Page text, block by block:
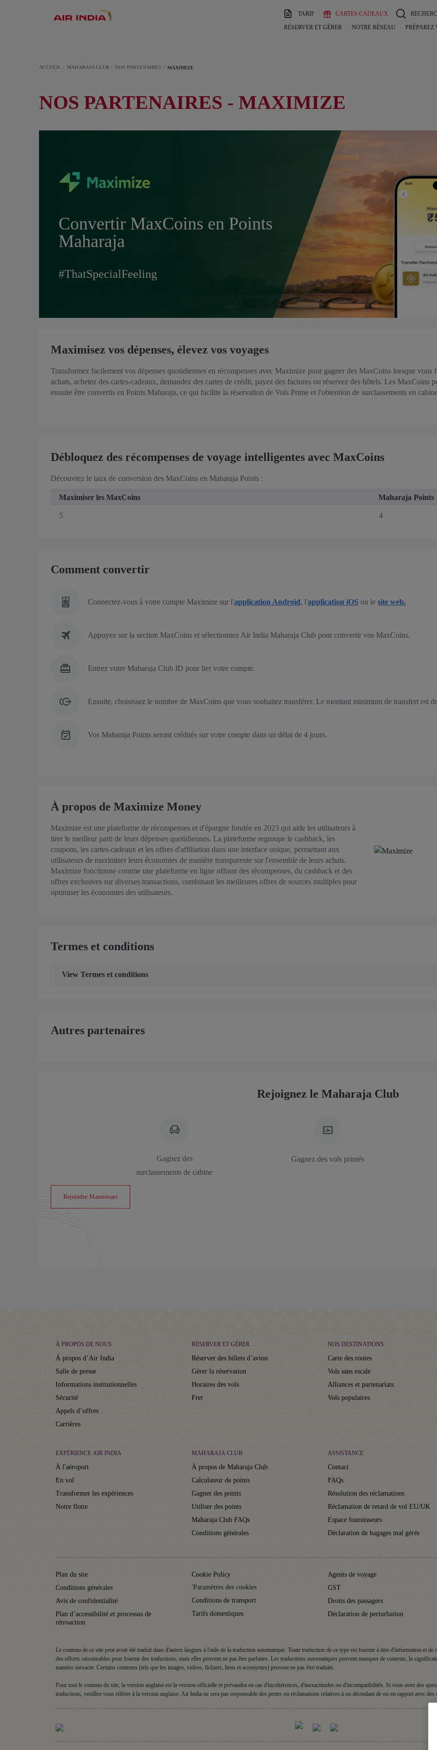
TARIF CARTES CADEAUX
RÉSERVER ET GÉRER NOTRE RÉSEAU
ACCUEIL MAHARAJA CLUB NOS PARTENAIRES MAXIMIZE
NOS PARTENAIRES - MAXIMIZE
Convertir MaxCoins en Points
Maharaja
#ThatSpecialFeeling
Maximisez vos dépenses, élevez vos voyages
Transformez facilement vos dépenses quotidiennes en récompenses avec Maximize pour gagner des MaxCoins lorsque vous
achats, achetez des cartes-cadeaux, demandez des cartes de crédit, payez des factures ou réservez des hôtels. Les MaxCoins
ensuite être convertis en Points Maharaja, ce qui facilite la réservation de Vols Prime et l'obtention de surclassements en
Débloquez des récompenses de voyage intelligentes avec MaxCoins
Découvrez le taux de conversion des MaxCoins en Maharaja Points :
Maximiser les MaxCoins Maharaja Points
5 4
Comment convertir
Connectez-vous à votre compte Maximize sur l'application Android, l'application iOS ou le site web.
Appuyez sur la section MaxCoins et sélectionnez Air India Maharaja Club pour convertir vos MaxCoins.
Entrez votre Maharaja Club ID pour lier votre compte.
Ensuite, choisissez le nombre de MaxCoins que vous souhaitez transférer. Le montant minimum de transfert est
Vos Maharaja Points seront crédités sur votre compte dans un délai de 4 jours.
À propos de Maximize Money
Maximize est une plateforme de récompenses et d'épargne fondée en 2023 qui aide les utilisateurs à
tirer le meilleur parti de leurs dépenses quotidiennes. La plateforme regroupe le cashback, les
coupons, les cartes-cadeaux et les offres d'affiliation dans une interface unique, permettant aux
utilisateurs de maximiser leurs économies de manière transparente sur l'ensemble de leurs achats.
Maximize fonctionne comme une plateforme en ligne offrant des récompenses, du cashback et des
offres exclusives sur diverses transactions, combinant les meilleures offres de sources multiples pour
optimiser les économies des utilisateurs.
Termes et conditions
View Termes et conditions
Autres partenaires
Rejoignez le Maharaja Club
Gagnez des
surclassements de cabine
Gagnez des vols primés
Rejoindre Maintenant
À PROPOS DE NOUS
À propos d’Air India
Salle de presse
Informations institutionnelles
Sécurité
Appels d’offres
Carrières
RÉSERVER ET GÉRER
Réserver des billets d’avion
Gérer la réservation
Horaires des vols
Fret
NOS DESTINATIONS
Carte des routes
Vols sans escale
Alliances et partenariats
Vols populaires
EXPÉRIENCE AIR INDIA
À l'aéroport
En vol
Transformer les expériences
Notre flotte
MAHARAJA CLUB
À propos de Maharaja Club
Calculateur de points
Gagner des points
Utiliser des points
Maharaja Club FAQs
Conditions générales
ASSISTANCE
Contact
FAQs
Résolution des réclamations
Réclamation de retard de vol EU/UK
Espace fournisseurs
Déclaration de bagages mal gérés
Plan du site
Conditions générales
Avis de confidentialité
Plan d’accessibilité et processus de
rétroaction
Cookie Policy
'Paramètres des cookies
Conditions de transport
Tarifs domestiques
Agents de voyage
GST
Droits des passagers
Déclaration de perturbation
Le contenu de ce site peut avoir été traduit dans d'autres langues à l'aide de la traduction automatique. Toute traduction de ce type est fournie à titre d'information et
des efforts raisonnables pour fournir des traductions, mais elles peuvent ne pas être parfaites. Les traductions automatiques peuvent manquer de contexte, la
manière inexacte. Certains contenus (tels que les images, vidéos, fichiers, liens et acronymes) peuvent ne pas être traduits.
Pour tout le contenu du site, la version anglaise est la version officielle et prévaudra en cas d'incohérences, d'inexactitudes ou d'incompatibilités. Si vous avez des
traductions, veuillez vous référer à la version anglaise. Air India ne sera pas responsable des pertes ou réclamations relatives à ou découlant de ou en rapport avec des